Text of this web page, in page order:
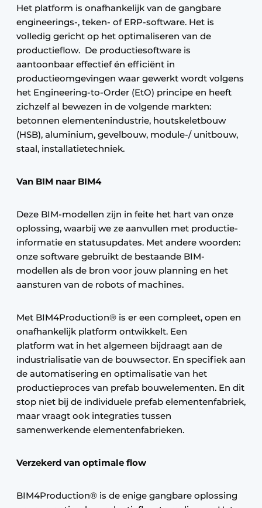
Het platform is onafhankelijk van de gangbare
engineerings-, teken- of ERP-software. Het is
volledig gericht op het optimaliseren van de
productieflow. De productiesoftware is
aantoonbaar effectief én efficiënt in
productieomgevingen waar gewerkt wordt volgens
het Engineering-to-Order (EtO) principe en heeft
zichzelf al bewezen in de volgende markten:
betonnen elementenindustrie, houtskeletbouw
(HSB), aluminium, gevelbouw, module-/ unitbouw,
staal, installatietechniek.
Van BIM naar BIM4
Deze BIM-modellen zijn in feite het hart van onze
oplossing, waarbij we ze aanvullen met productie-
informatie en statusupdates. Met andere woorden:
onze software gebruikt de bestaande BIM-
modellen als de bron voor jouw planning en het
aansturen van de robots of machines.
Met BIM4Production® is er een compleet, open en
onafhankelijk platform ontwikkelt. Een
platform wat in het algemeen bijdraagt aan de
industrialisatie van de bouwsector. En specifiek aan
de automatisering en optimalisatie van het
productieproces van prefab bouwelementen. En dit
stop niet bij de individuele prefab elementenfabriek,
maar vraagt ook integraties tussen
samenwerkende elementenfabrieken.
Verzekerd van optimale flow
BIM4Production® is de enige gangbare oplossing